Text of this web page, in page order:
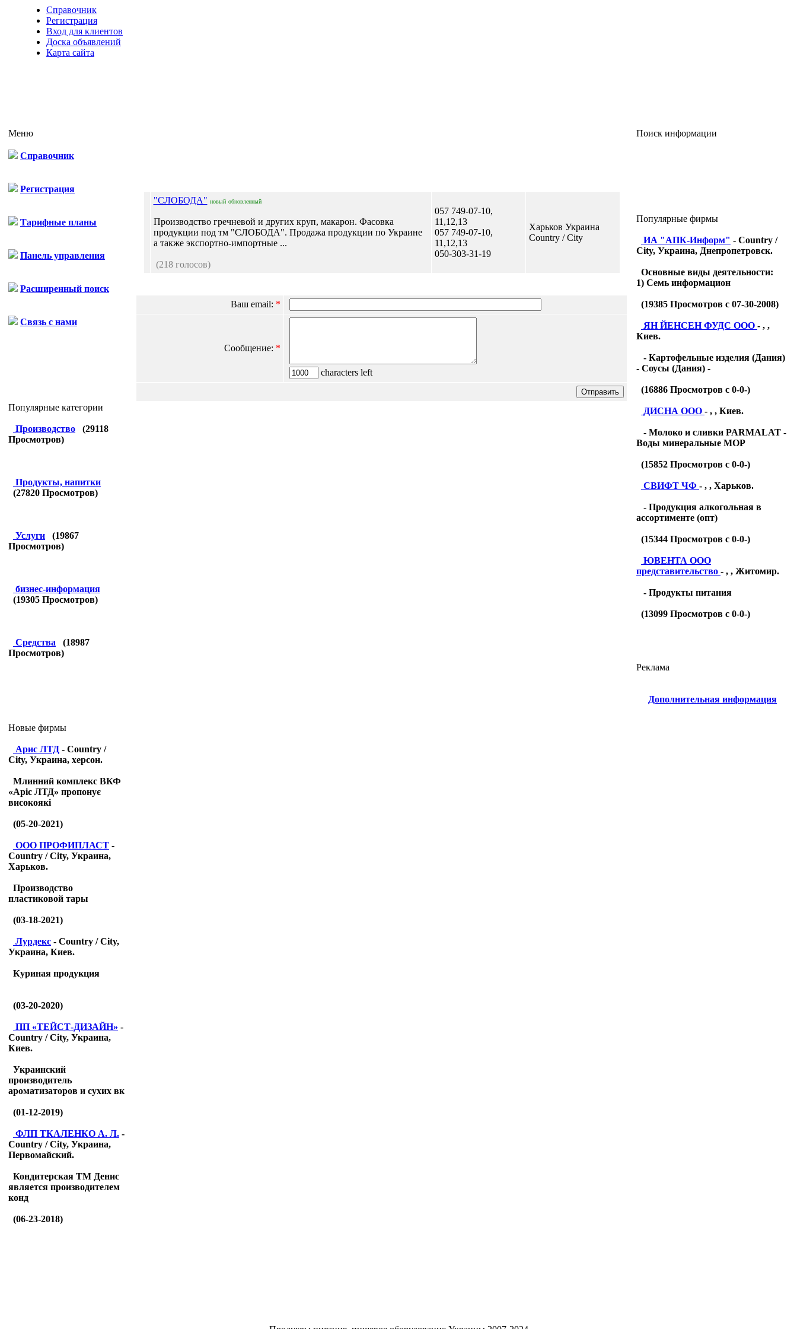
Справочник
Регистрация
Вход для клиентов
Доска объявлений
Карта сайта
Меню
Справочник
Регистрация
Тарифные планы
Панель управления
Расширенный поиск
Связь с нами
Популярные категории
Производство (29118
Просмотров)
Продукты, напитки
(27820 Просмотров)
Услуги (19867
Просмотров)
бизнес-информация
(19305 Просмотров)
Средства (18987
Просмотров)
Новые фирмы
Арис ЛТД - Country /
City, Украина, херсон.
Млинний комплекс ВКФ
«Аріс ЛТД» пропонує
високоякі
(05-20-2021)
ООО ПРОФИПЛАСТ -
Country / City, Украина,
Харьков.
Производство
пластиковой тары
(03-18-2021)
Лурдекс - Country / City,
Украина, Киев.
Куриная продукция
(03-20-2020)
ПП «ТЕЙСТ-ДИЗАЙН» -
Country / City, Украина,
Киев.
Украинский
производитель
ароматизаторов и сухих вк
(01-12-2019)
ФЛП ТКАЛЕНКО А. Л. -
Country / City, Украина,
Первомайский.
Кондитерская ТМ Денис
является производителем
конд
(06-23-2018)
"СЛОБОДА" новый обновленный
Производство гречневой и других круп, макарон. Фасовка
продукции под тм "СЛОБОДА". Продажа продукции по Украине
а также экспортно-импортные ...
(218 голосов)
057 749-07-10,
11,12,13
057 749-07-10,
11,12,13
050-303-31-19
Харьков Украина
Country / City
Ваш email: *
Сообщение: *
characters left
Поиск информации
Популярные фирмы
ИА "АПК-Информ" - Country /
City, Украина, Днепропетровск.
Основные виды деятельности:
1) Семь информацион
(19385 Просмотров с 07-30-2008)
ЯН ЙЕНСЕН ФУДС ООО - , ,
Киев.
- Картофельные изделия (Дания)
- Соусы (Дания) -
(16886 Просмотров с 0-0-)
ДИСНА ООО - , , Киев.
- Молоко и сливки PARMALAT -
Воды минеральные МОР
(15852 Просмотров с 0-0-)
СВИФТ ЧФ - , , Харьков.
- Продукция алкогольная в
ассортименте (опт)
(15344 Просмотров с 0-0-)
ЮВЕНТА ООО
представительство - , , Житомир.
- Продукты питания
(13099 Просмотров с 0-0-)
Реклама
Дополнительная информация